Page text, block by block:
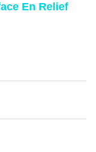
En Relief